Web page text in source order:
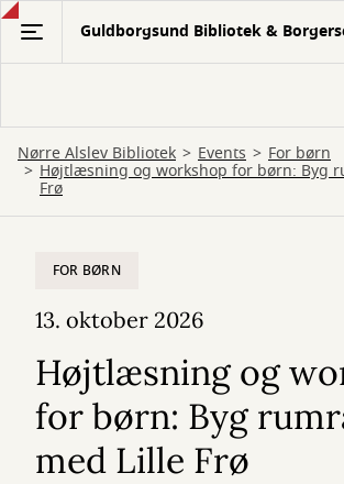
Gå
hovedindhold
Guldborgsund Bibliotek &
Nørre Alslev Bibliotek Events For børn
Højtlæsning og workshop for børn: Byg
Frø
FOR BØRN
13. oktober 2026
Højtlæsning og
for børn: Byg
med Lille Frø